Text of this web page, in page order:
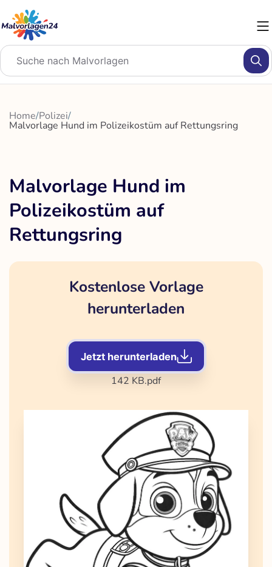
Inhalt
springen
Home/Polizei/
Malvorlage Hund im Polizeikostüm auf Rettungsring
Malvorlage Hund im
Polizeikostüm auf
Rettungsring
Kostenlose Vorlage
herunterladen
Jetzt herunterladen
142 KB.pdf